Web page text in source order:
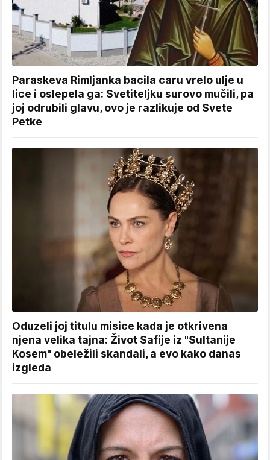
Paraskeva Rimljanka bacila caru vrelo ulje u
lice i oslepela ga: Svetiteljku surovo mučili, pa
joj odrubili glavu, ovo je razlikuje od Svete
Petke
Oduzeli joj titulu misice kada je otkrivena
njena velika tajna: Život Safije iz "Sultanije
Kosem" obeležili skandali, a evo kako danas
izgleda